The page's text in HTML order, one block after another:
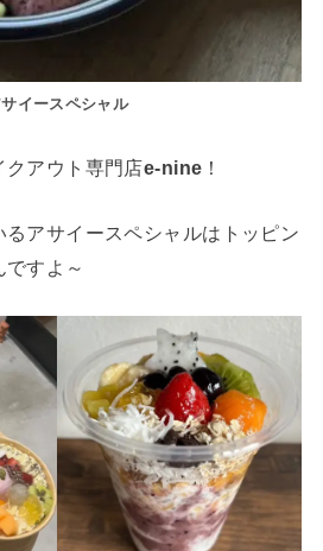
イースペシャル
クアウト専門店e-nine ！
るアサイースペシャルはトッピン
すよ～